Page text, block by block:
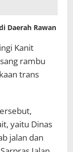
Daerah Rawan
Kanit
rambu
trans
yaitu Dinas
jalan dan